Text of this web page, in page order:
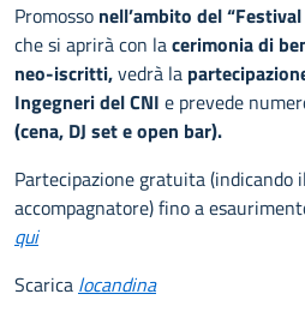
Promosso nell’ambito del
che si aprirà con lacerimonia di
neo-iscritti,vedrà la
Ingegneri del CNI e prevede
(cena, DJ set e open bar).
Partecipazione gratuita (indicando
accompagnatore) fino a
qui
Scarica locandina